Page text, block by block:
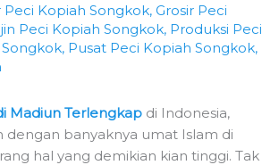
Kopiah Songkok,Grosir Peci
Peci Kopiah Songkok, Produksi Peci
, Pusat Peci Kopiah Songkok,
Madiun Terlengkap di Indonesia,
banyaknya umat Islam di
hal yang demikian kian tinggi. Tak